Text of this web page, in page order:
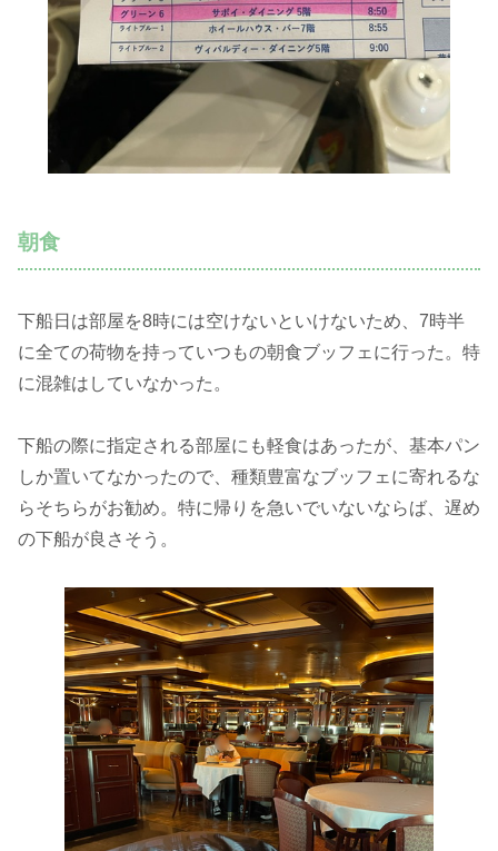
朝食
下船日は部屋を8時には空けないといけないため、7時半
に全ての荷物を持っていつもの朝食ブッフェに行った。特
に混雑はしていなかった。
下船の際に指定される部屋にも軽食はあったが、基本パン
しか置いてなかったので、種類豊富なブッフェに寄れるな
らそちらがお勧め。特に帰りを急いでいないならば、遅め
の下船が良さそう。